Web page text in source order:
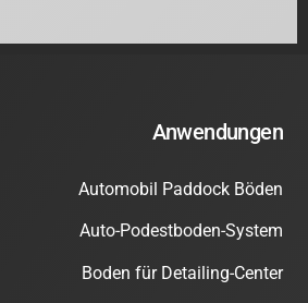
Anwendungen
Automobil Paddock Böden
Auto-Podestboden-System
Boden für Detailing-Center